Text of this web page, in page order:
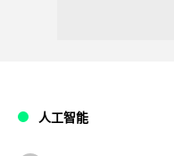
人工智能